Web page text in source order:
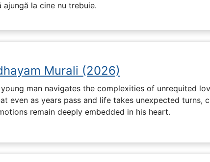
ajungă la cine nu trebuie.
Murali (2026)
man navigates the complexities of unrequited
even as years pass and life takes unexpected turns,
remain deeply embedded in his heart.